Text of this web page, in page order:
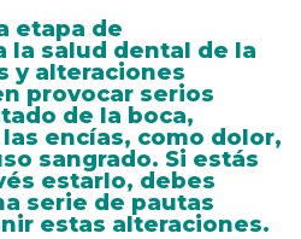
etapa de
la salud dental de la
y alteraciones
provocar serios
de la boca,
encías, como dolor,
sangrado. Si estás
estarlo, debes
serie de pautas
estas alteraciones.